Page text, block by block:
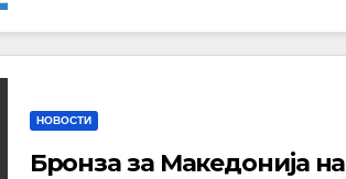
НОВОСТИ
Бронза за Македонија на